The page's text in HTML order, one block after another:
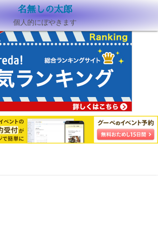
名無しの太郎
個人的にぼやきます